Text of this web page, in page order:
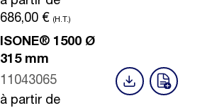
686,00 € (H.T.)
ISONE® 1500 Ø
315 mm
11043065
à partir de